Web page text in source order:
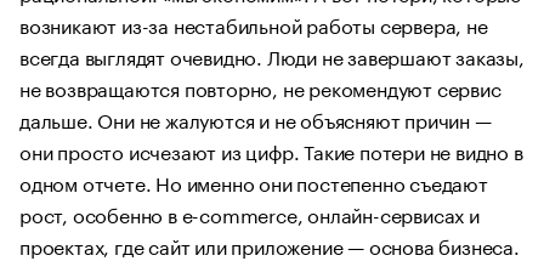
возникают из-за нестабильной работы сервера, не
всегда выглядят очевидно. Люди не завершают заказы,
не возвращаются повторно, не рекомендуют сервис
дальше. Они не жалуются и не объясняют причин —
они просто исчезают из цифр. Такие потери не видно в
одном отчете. Но именно они постепенно съедают
рост, особенно в e-commerce, онлайн-сервисах и
проектах, где сайт или приложение — основа бизнеса.